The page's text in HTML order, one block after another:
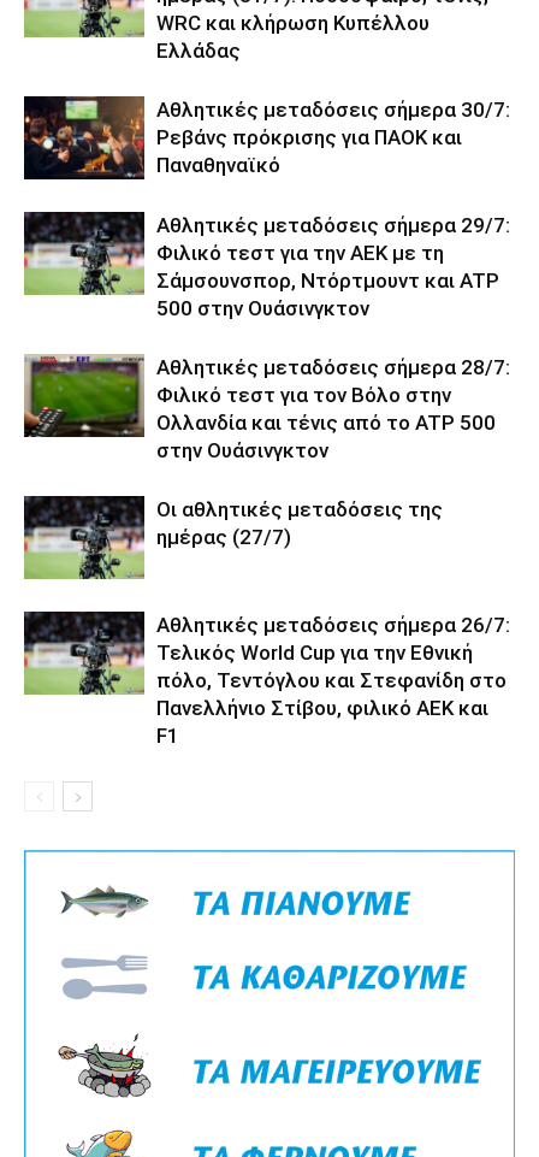
WRC και κλήρωση Κυπέλλου
Ελλάδας
Αθλητικές μεταδόσεις σήμερα 30/7:
Ρεβάνς πρόκρισης για ΠΑΟΚ και
Παναθηναϊκό
Αθλητικές μεταδόσεις σήμερα 29/7:
Φιλικό τεστ για την ΑΕΚ με τη
Σάμσουνσπορ, Ντόρτμουντ και ATP
500 στην Ουάσινγκτον
Αθλητικές μεταδόσεις σήμερα 28/7:
Φιλικό τεστ για τον Βόλο στην
Ολλανδία και τένις από το ATP 500
στην Ουάσινγκτον
Οι αθλητικές μεταδόσεις της
ημέρας (27/7)
Αθλητικές μεταδόσεις σήμερα 26/7:
Τελικός World Cup για την Εθνική
πόλο, Τεντόγλου και Στεφανίδη στο
Πανελλήνιο Στίβου, φιλικό ΑΕΚ και
F1